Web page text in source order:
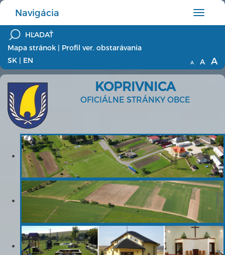
Hlavné
menu
Navigácia
Mapa stránok | Profil ver. obstarávania
SK | EN A A A
KOPRIVNICA
OFICIÁLNE STRÁNKY OBCE